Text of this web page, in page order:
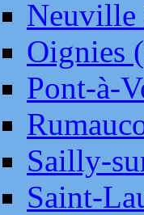
Neuville
Oignies
Pont-à-
Sailly-
Saint-